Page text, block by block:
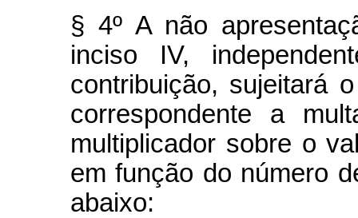
§ 4º A não
inciso IV,
contribuição, sujeitará
correspondente a
multiplicador sobre o
em função do número
abaixo: